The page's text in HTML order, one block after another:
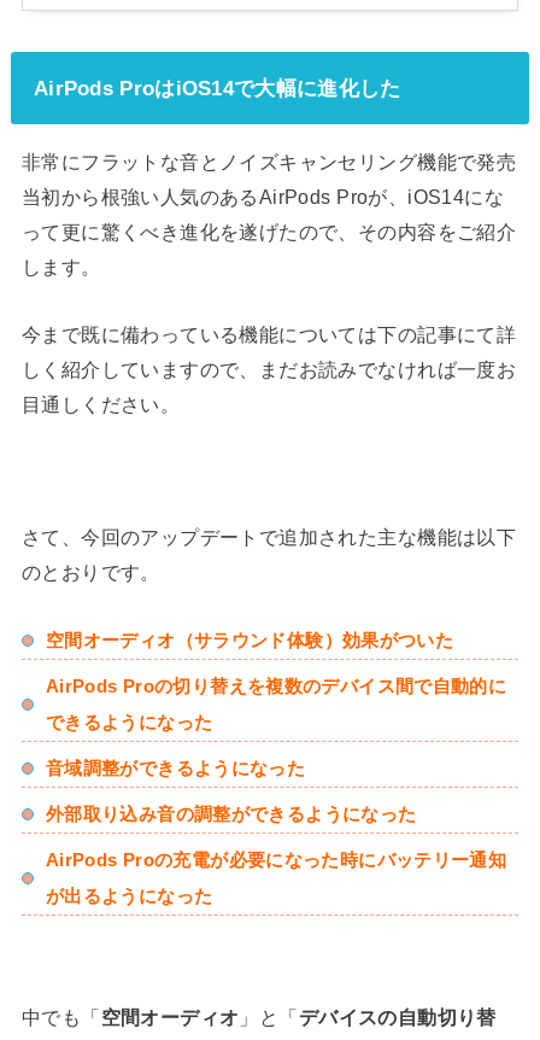
AirPods ProはiOS14で大幅に進化した
非常にフラットな音とノイズキャンセリング機能で発売
当初から根強い人気のあるAirPods Proが、iOS14にな
って更に驚くべき進化を遂げたので、その内容をご紹介
します。
今まで既に備わっている機能については下の記事にて詳
しく紹介していますので、まだお読みでなければ一度お
目通しください。
さて、今回のアップデートで追加された主な機能は以下
のとおりです。
空間オーディオ（サラウンド体験）効果がついた
AirPods Proの切り替えを複数のデバイス間で自動的に
できるようになった
音域調整ができるようになった
外部取り込み音の調整ができるようになった
AirPods Proの充電が必要になった時にバッテリー通知
が出るようになった
中でも「空間オーディオ 」と「デバイスの自動切り替